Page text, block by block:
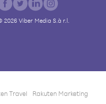
2026Viber Media S.à r.l.
Travel Rakuten Marketing